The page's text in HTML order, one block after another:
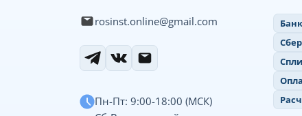
rosinst.online@gmail.com
Пн-Пт: 9:00-18:00 (МСК)